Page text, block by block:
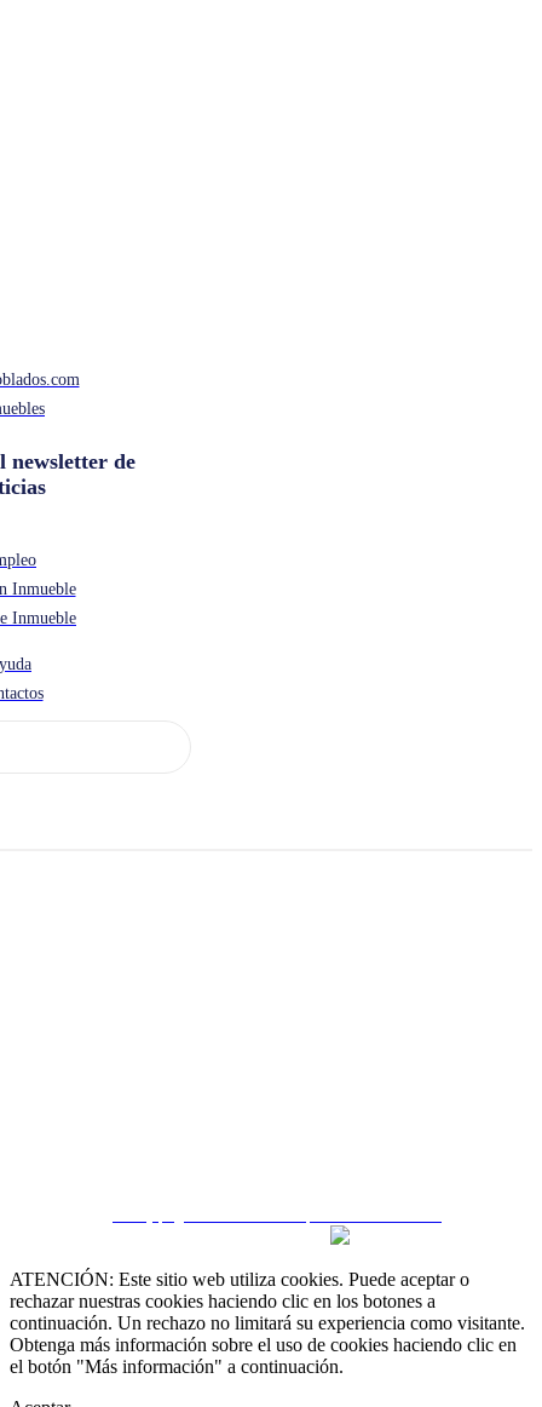
newsletter de
Inmueble
Inmueble
ATENCIÓN: Este sitio web utiliza cookies. Puede aceptar o
rechazar nuestras cookies haciendo clic en los botones a
continuación. Un rechazo no limitará su experiencia como visitante.
Obtenga más información sobre el uso de cookies haciendo clic en
el botón "Más información" a continuación.